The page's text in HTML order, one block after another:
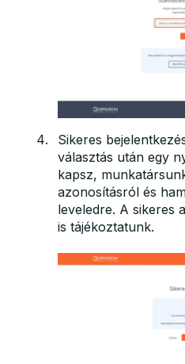
Sikeres
választás után egy
kapsz,
azonosításról és
leveledre. A sikeres
is tájékoztatunk.